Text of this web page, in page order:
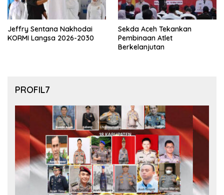
Jeffry Sentana Nakhodai
KORMI Langsa 2026-2030
Sekda Aceh Tekankan
Pembinaan Atlet
Berkelanjutan
PROFIL7